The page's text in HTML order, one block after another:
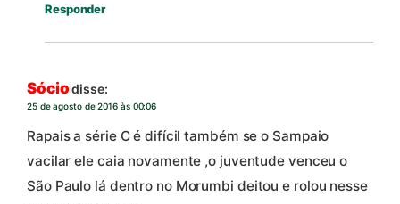
Responder
Sócio disse:
25 de agosto de 2016 às 00:06
Rapais a série C é difícil também se o Sampaio
vacilar ele caia novamente ,o juventude venceu o
São Paulo lá dentro no Morumbi deitou e rolou nesse